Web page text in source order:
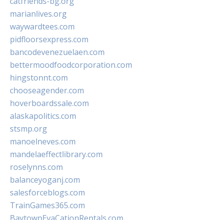
marianlives.org
waywardtees.com
pidfloorsexpress.com
bancodevenezuelaen.com
bettermoodfoodcorporation.com
hingstonnt.com
chooseagender.com
hoverboardssale.com
alaskapolitics.com
stsmp.org
manoelneves.com
mandelaeffectlibrary.com
roselynns.com
balanceyoganj.com
salesforceblogs.com
TrainGames365.com